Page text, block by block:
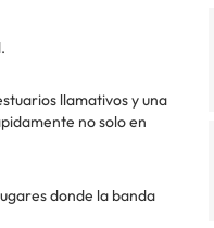
llamativos y una
no solo en
donde la banda